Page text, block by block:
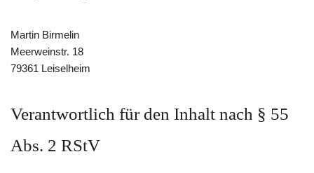
Martin Birmelin
Meerweinstr. 18
79361 Leiselheim
Verantwortlich für den Inhalt nach § 55
Abs. 2 RStV